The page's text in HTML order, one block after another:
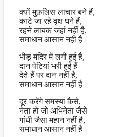
क्यों मुफ़लिस लाचार बने हैं,
काटे जा रहे वृक्ष घने हैं,
रहने लायक जहां नहीं है,
समाधान आसान नहीं है।
भीड़ मंदिर में लगी हुई है,
दान पेटियां भरी हुई हैं
देते हैं पर दान नहीं है,
समाधान आसान नहीं है।
दूर करेंगे समस्या कैसे,
नेता हो जो अभिनेता जैसे
गांधी जैसा महान नहीं है,
समाधान आसान नहीं है।